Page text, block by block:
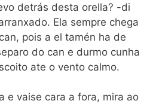
detrás desta orella? -di
Ela sempre chega
pois a el tamén ha de
do can e durmo cunha
ate o vento calmo.
e vaise cara a fora, mira ao